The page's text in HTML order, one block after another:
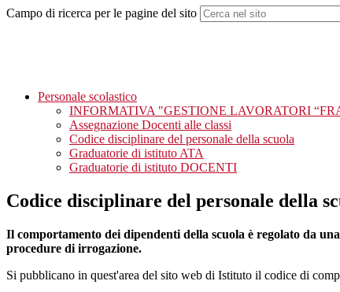
Campo di ricerca per le pagine del sito
Personale scolastico
INFORMATIVA "GESTIONE LAVORATORI
Assegnazione Docenti alle classi
Codice disciplinare del personale della scuola
Graduatorie di istituto ATA
Graduatorie di istituto DOCENTI
Codice disciplinare del personale della
Il comportamento dei dipendenti della scuola è regolato da
procedure di irrogazione.
Si pubblicano in quest'area del sito web di Istituto il codice di